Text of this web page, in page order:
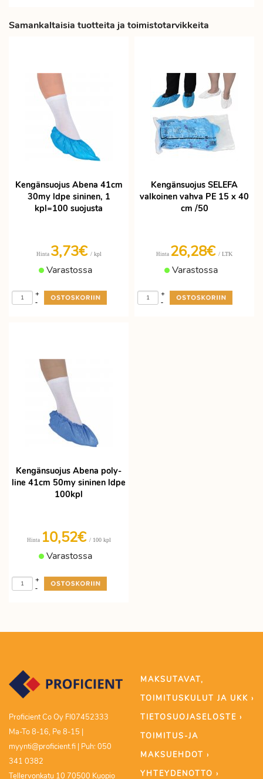
Samankaltaisia tuotteita ja toimistotarvikkeita
Kengänsuojus Abena 41cm
30my ldpe sininen, 1
kpl=100 suojusta
Hinta 3,73€ / kpl
Varastossa
-
+
Kengänsuojus SELEFA
valkoinen vahva PE 15 x 40
cm /50
Hinta 26,28€ / LTK
Varastossa
-
+
Kengänsuojus Abena poly-
line 41cm 50my sininen ldpe
100kpl
Hinta 10,52€ / 100 kpl
Varastossa
-
+
Proficient Co Oy FI07452333
Ma-To 8-16, Pe 8-15 |
myynti@proficient.fi | Puh: 050
341 0382
Tellervonkatu 10 70500 Kuopio
MAKSUTAVAT,
TOIMITUSKULUT JA UKK ›
TIETOSUOJASELOSTE ›
TOIMITUS-JA
MAKSUEHDOT ›
YHTEYDENOTTO ›